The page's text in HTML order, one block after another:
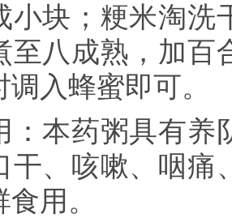
小块；粳米淘洗
至八成熟，加百
入蜂蜜即可。
药粥具有养
干、咳嗽、咽痛
用。